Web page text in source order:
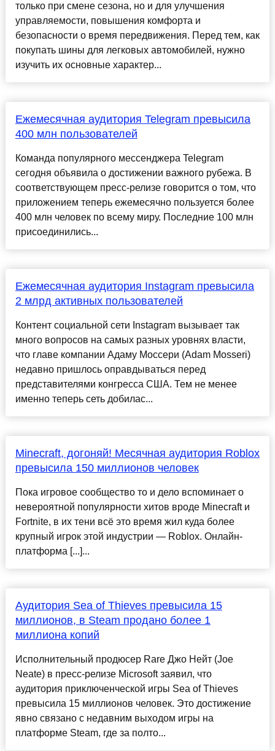
только при смене сезона, но и для улучшения
управляемости, повышения комфорта и
безопасности о время передвижения. Перед тем, как
покупать шины для легковых автомобилей, нужно
изучить их основные характер...
Ежемесячная аудитория Telegram превысила
400 млн пользователей
Команда популярного мессенджера Telegram
сегодня объявила о достижении важного рубежа. В
соответствующем пресс-релизе говорится о том, что
приложением теперь ежемесячно пользуется более
400 млн человек по всему миру. Последние 100 млн
присоединились...
Ежемесячная аудитория Instagram превысила
2 млрд активных пользователей
Контент социальной сети Instagram вызывает так
много вопросов на самых разных уровнях власти,
что главе компании Адаму Моссери (Adam Mosseri)
недавно пришлось оправдываться перед
представителями конгресса США. Тем не менее
именно теперь сеть добилас...
Minecraft, догоняй! Месячная аудитория Roblox
превысила 150 миллионов человек
Пока игровое сообщество то и дело вспоминает о
невероятной популярности хитов вроде Minecraft и
Fortnite, в их тени всё это время жил куда более
крупный игрок этой индустрии — Roblox. Онлайн-
платформа [...]...
Аудитория Sea of Thieves превысила 15
миллионов, в Steam продано более 1
миллиона копий
Исполнительный продюсер Rare Джо Нейт (Joe
Neate) в пресс-релизе Microsoft заявил, что
аудитория приключенческой игры Sea of Thieves
превысила 15 миллионов человек. Это достижение
явно связано с недавним выходом игры на
платформе Steam, где за полто...